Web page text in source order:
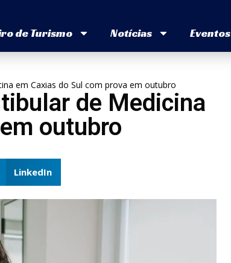
de Turismo Notícias Eventos
em Caxias do Sul com prova em outubro
de Medicina
outubro
LinkedIn